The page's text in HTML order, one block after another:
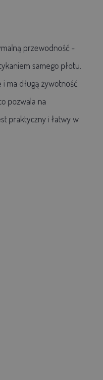
przewodność -
samego płotu.
ma długą żywotność.
pozwala na
praktyczny i łatwy w